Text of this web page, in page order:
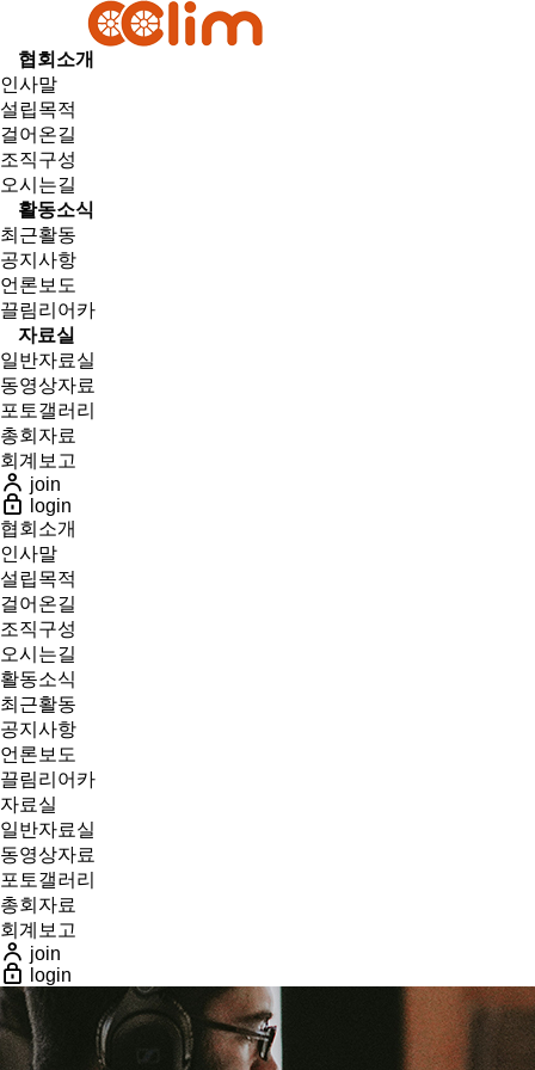
협회소개
인사말
설립목적
걸어온길
조직구성
오시는길
활동소식
최근활동
공지사항
언론보도
끌림리어카
자료실
일반자료실
동영상자료
포토갤러리
총회자료
회계보고
join
login
협회소개
인사말
설립목적
걸어온길
조직구성
오시는길
활동소식
최근활동
공지사항
언론보도
끌림리어카
자료실
일반자료실
동영상자료
포토갤러리
총회자료
회계보고
join
login